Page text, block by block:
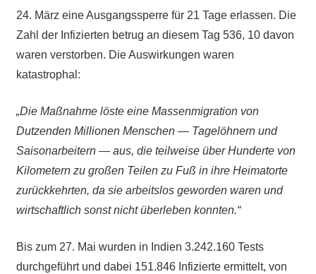
24. März eine Ausgangssperre für 21 Tage erlassen. Die
Zahl der Infizierten betrug an diesem Tag 536, 10 davon
waren verstorben. Die Auswirkungen waren
katastrophal:
„Die Maßnahme löste eine Massenmigration von
Dutzenden Millionen Menschen — Tagelöhnern und
Saisonarbeitern — aus, die teilweise über Hunderte von
Kilometern zu großen Teilen zu Fuß in ihre Heimatorte
zurückkehrten, da sie arbeitslos geworden waren und
wirtschaftlich sonst nicht überleben konnten.“
Bis zum 27. Mai wurden in Indien 3.242.160 Tests
durchgeführt und dabei 151.846 Infizierte ermittelt, von